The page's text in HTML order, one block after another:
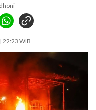
22:23 WIB